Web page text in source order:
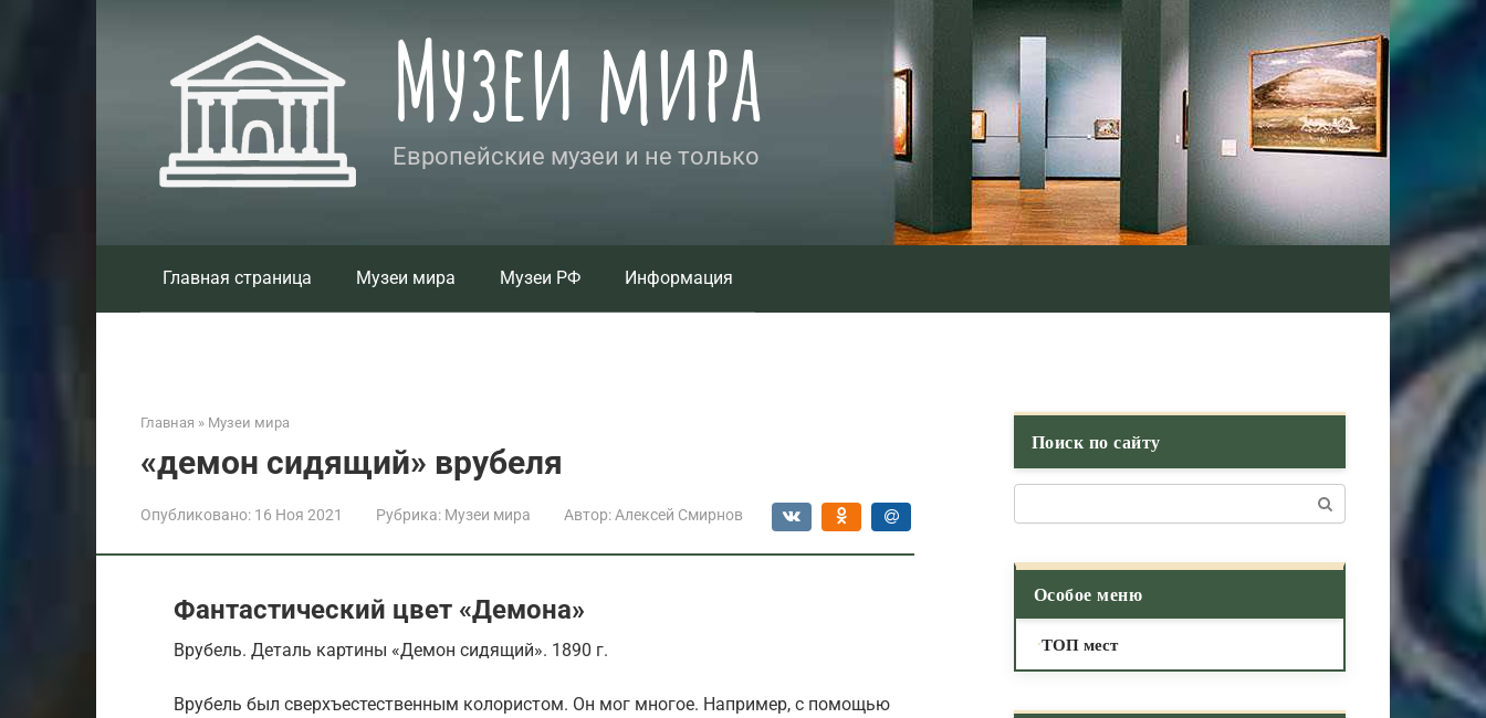
Музеи мира
Европейские музеи и не только
Главная страница Музеи мира Музеи РФ Информация
Главная » Музеи мира
«демон сидящий» врубеля
Опубликовано: 16 Ноя 2021 Рубрика: Музеи мира Автор: Алексей Смирнов
Фантастический цвет «Демона»
Врубель. Деталь картины «Демон сидящий». 1890 г.
Врубель был сверхъестественным колористом. Он мог многое. Например, с помощью
Поиск по сайту
Особое меню
ТОП мест